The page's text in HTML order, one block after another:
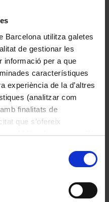
Barcelona utilitza galetes
de gestionar les
informació per a que
característiques
experiència de la d’altres
(analitzar com
finalitats de
que s’ofereix
hàbits de navegació).
del lloc web de la